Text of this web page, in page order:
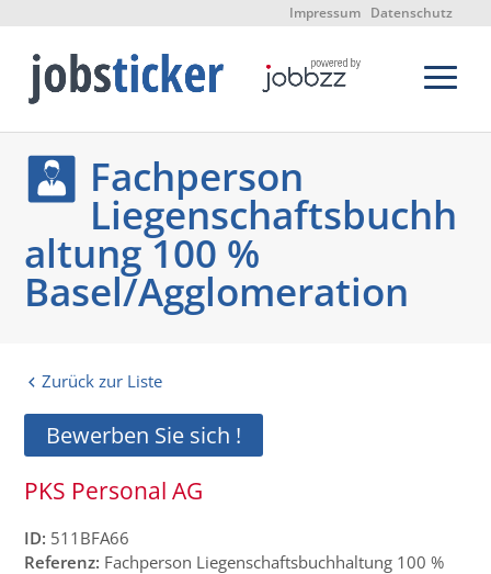
Impressum Datenschutz
Fachperson
Liegenschaftsbuchh
altung 100 %
Basel/Agglomeration
Zurück zur Liste
Bewerben Sie sich !
PKS Personal AG
ID: 511BFA66
Referenz: Fachperson Liegenschaftsbuchhaltung 100 %